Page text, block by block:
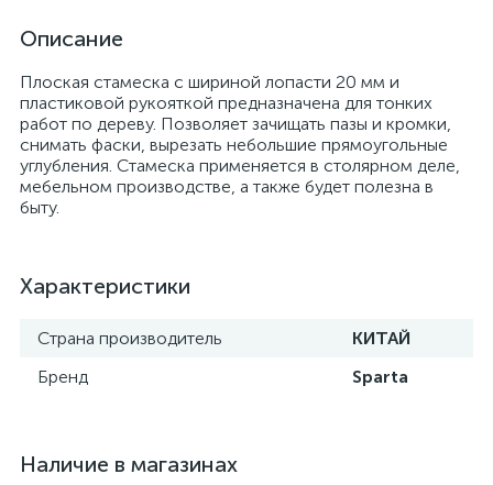
Описание
Плоская стамеска с шириной лопасти 20 мм и
пластиковой рукояткой предназначена для тонких
работ по дереву. Позволяет зачищать пазы и кромки,
снимать фаски, вырезать небольшие прямоугольные
углубления. Стамеска применяется в столярном деле,
мебельном производстве, а также будет полезна в
быту.
Характеристики
Страна производитель
КИТАЙ
Бренд
Sparta
Наличие в магазинах